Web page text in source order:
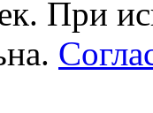
При